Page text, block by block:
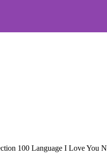
100 Language I Love You